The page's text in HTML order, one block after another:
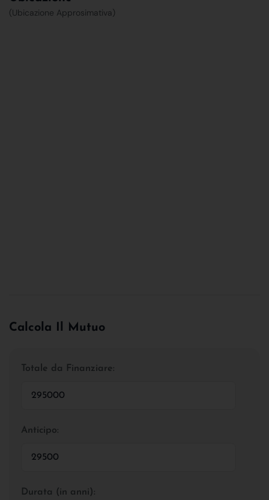
(Ubicazione Approsimativa)
Calcola Il Mutuo
Totale da Finanziare:
Anticipo:
Durata (in anni):